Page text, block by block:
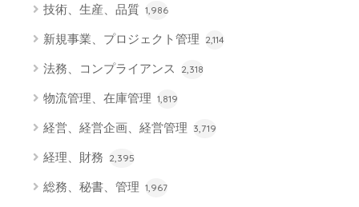
技術、生産、品質 1,986
新規事業、プロジェクト管理 2,114
法務、コンプライアンス 2,318
物流管理、在庫管理 1,819
経営、経営企画、経営管理 3,719
経理、財務 2,395
総務、秘書、管理 1,967